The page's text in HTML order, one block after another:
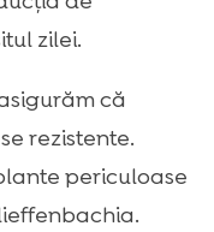
zilei.
că
rezistente.
periculoase